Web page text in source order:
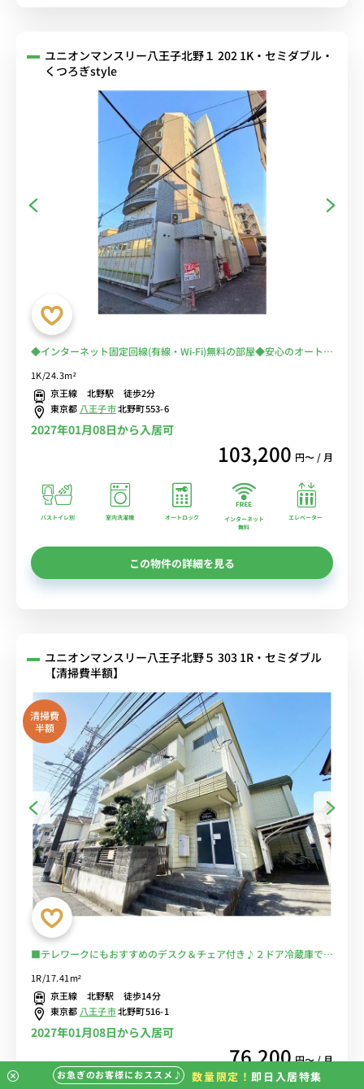
ユニオンマンスリー八王子北野１ 202 1K・セミダブル・
くつろぎstyle
◆インターネット固定回線(有線・Wi-Fi)無料の部屋◆安心のオートロ
くつろげるソファ＆ローテーブル付き♪■京王線「北野駅」徒歩2分/
新宿・調布・京王八王子まで乗換なしでアクセス可能/駅には23時半
まで営業の「京王ストア」あり
1K/24.3m²
京王線 北野駅 徒歩2分
東京都 八王子市北野町553-6
2027年01月08日から入居可
103,200 円〜 / 月
バストイレ別 室内洗濯機 オートロック
インターネット
無料
エレベーター
この物件の詳細を見る
ユニオンマンスリー八王子北野５ 303 1R・セミダブル
【清掃費半額】
清掃費
半額
■テレワークにもおすすめのデスク＆チェア付き♪２ドア冷蔵庫でた
しでアクセス可能/駅には23時半まで営業の「京王ストア」あり■選
べるWi-Fi格安レンタル中！
1R/17.41m²
京王線 北野駅 徒歩14分
東京都 八王子市北野町516-1
2027年01月08日から入居可
76,200 円〜 / 月
お急ぎのお客様におススメ♪ 数量限定！ 即日入居特集